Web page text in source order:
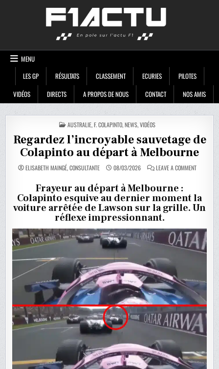
MENU
LES GP
RÉSULTATS CLASSEMENT ECURIES
PILOTES
VIDÉOS
DIRECTS A PROPOS DE NOUS CONTACT NOS AMIS
POSTED
IN
AUSTRALIE,F. COLAPINTO,NEWS,VIDÉOS
Regardez l’incroyable sauvetage de
Colapinto au départ à Melbourne
ELISABETH MAINGÉ, CONSULTANTE 08/03/2026 LEAVE A COMMENTON
REGARDEZ
AU
DÉPART
Frayeur au départ à Melbourne :
Colapinto esquive au dernier moment la
voiture arrêtée de Lawson sur la grille. Un
réflexe impressionnant.